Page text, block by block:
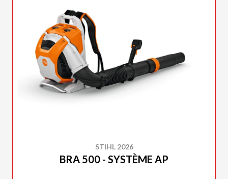
STIHL 2026
BRA 500 - SYSTÈME AP